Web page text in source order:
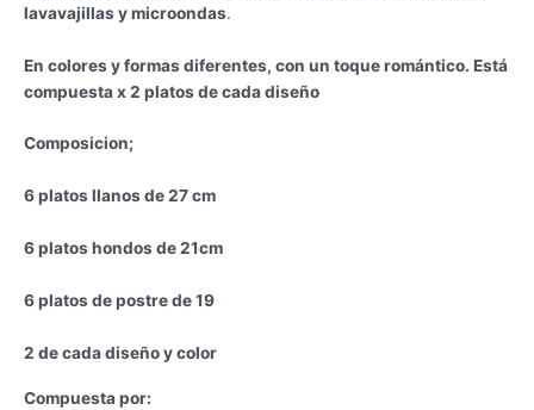
lavavajillas y microondas.
En colores y formas diferentes, con un toque romántico. Está
compuesta x 2 platos de cada diseño
Composicion;
6 platos llanos de 27 cm
6 platos hondos de 21cm
6 platos de postre de 19
2 de cada diseño y color
Compuesta por: